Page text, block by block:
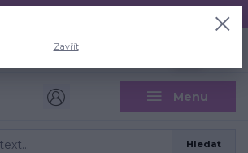
odeslání je 3 - 5 pracovních dní.
Menu
CZK
Hledat
Zavřít